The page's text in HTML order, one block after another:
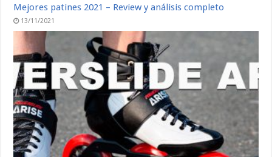
Mejores patines 2021 – Review y análisis completo
13/11/2021